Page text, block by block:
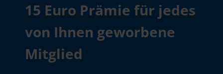
15 Euro Prämie für jedes
von Ihnen geworbene
Mitglied